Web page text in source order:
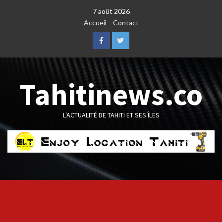
7 août 2026
Accueil
Contact
FacebookTwitter
Tahitinews.co
L'ACTUALITÉ DE TAHITI ET SES ÎLES